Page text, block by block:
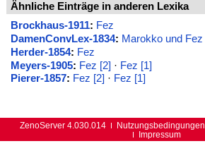
Ähnliche Einträge in anderen Lexika
Brockhaus-1911: Fez
DamenConvLex-1834: Marokko und Fez
Herder-1854: Fez
Meyers-1905: Fez [2] · Fez [1]
Pierer-1857: Fez [2] · Fez [1]
ZenoServer 4.030.014 Nutzungsbedingungen
Impressum